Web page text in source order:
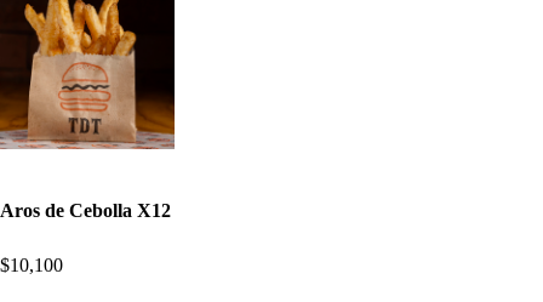
Aros de Cebolla X12
$10,100